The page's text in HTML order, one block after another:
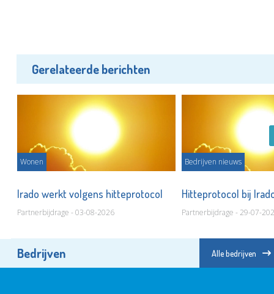
Gerelateerde berichten
Wonen
Irado werkt volgens hitteprotocol
Partnerbijdrage - 03-08-2026
Bedrijven nieuws
Hitteprotocol bij
Partnerbijdrage - 29-07-
Bedrijven Alle bedrijven